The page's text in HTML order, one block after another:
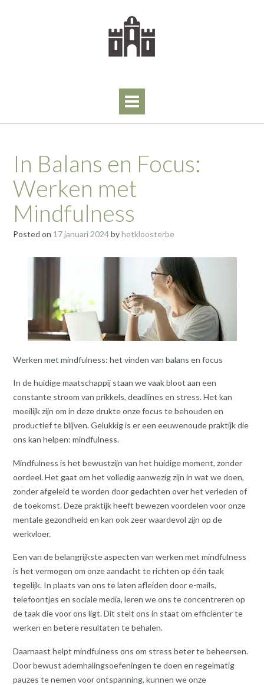
In Balans en Focus:
Werken met
Mindfulness
Posted on 17 januari 2024byhetkloosterbe
Werken met mindfulness: het vinden van balans en focus
In de huidige maatschappij staan we vaak bloot aan een
constante stroom van prikkels, deadlines en stress. Het kan
moeilijk zijn om in deze drukte onze focus te behouden en
productief te blijven. Gelukkig is er een eeuwenoude praktijk die
ons kan helpen: mindfulness.
Mindfulness is het bewustzijn van het huidige moment, zonder
oordeel. Het gaat om het volledig aanwezig zijn in wat we doen,
zonder afgeleid te worden door gedachten over het verleden of
de toekomst. Deze praktijk heeft bewezen voordelen voor onze
mentale gezondheid en kan ook zeer waardevol zijn op de
werkvloer.
Een van de belangrijkste aspecten van werken met mindfulness
is het vermogen om onze aandacht te richten op één taak
tegelijk. In plaats van ons te laten afleiden door e-mails,
telefoontjes en sociale media, leren we ons te concentreren op
de taak die voor ons ligt. Dit stelt ons in staat om efficiënter te
werken en betere resultaten te behalen.
Daarnaast helpt mindfulness ons om stress beter te beheersen.
Door bewust ademhalingsoefeningen te doen en regelmatig
pauzes te nemen voor ontspanning, kunnen we onze